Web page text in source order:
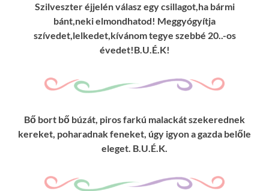
Szilveszter éjjelén válasz egy csillagot,ha bármi
bánt,neki elmondhatod! Meggyógyítja
szívedet,lelkedet,kívánom tegye szebbé 20..-os
évedet!B.U.É.K!
Bő bort bő búzát, piros farkú malackát szekerednek
kereket, poharadnak feneket, úgy igyon a gazda belőle
eleget. B.U.É.K.